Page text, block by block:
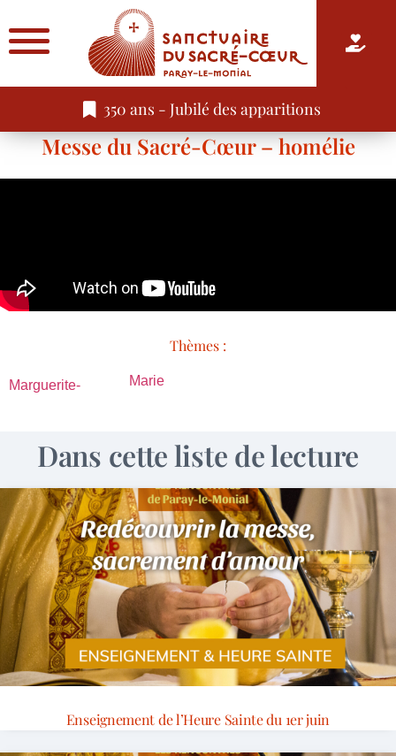
350 ans - Jubilé des apparitions
Messe du Sacré-Cœur – homélie
Thèmes :
Marguerite- Marie
Dans cette liste de lecture
Enseignement de l’Heure Sainte du 1er juin